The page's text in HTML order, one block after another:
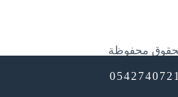
محفوظة
0542740721